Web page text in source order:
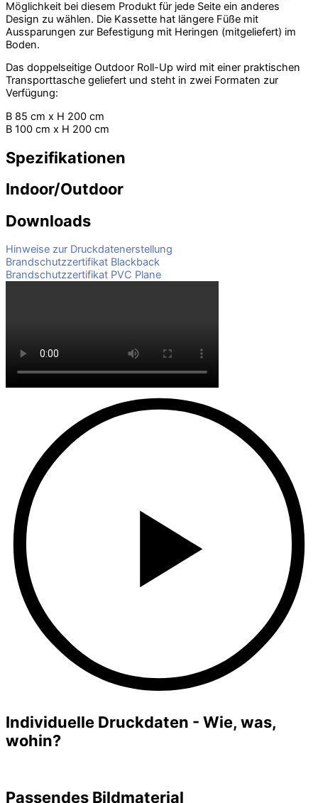
Möglichkeit bei diesem Produkt für jede Seite ein anderes
Design zu wählen. Die Kassette hat längere Füße mit
Aussparungen zur Befestigung mit Heringen (mitgeliefert) im
Boden.
Das doppelseitige Outdoor Roll-Up wird mit einer praktischen
Transporttasche geliefert und steht in zwei Formaten zur
Verfügung:
B 85 cm x H 200 cm
B 100 cm x H 200 cm
Spezifikationen
Indoor/Outdoor
Downloads
Hinweise zur Druckdatenerstellung
Brandschutzzertifikat Blackback
Brandschutzzertifikat PVC Plane
Individuelle Druckdaten - Wie, was,
wohin?
Passendes Bildmaterial